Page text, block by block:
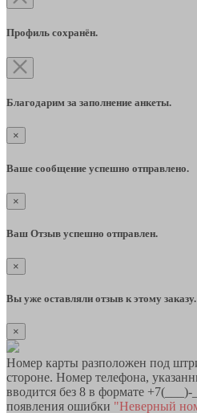
Профиль сохранён.
Благодарим за заполнение анкеты.
×
Ваше сообщение успешно отправлено.
×
Ваш Отзыв успешно отправлен.
×
Вы уже оставляли отзыв к этому заказу.
×
Номер карты разположен под
стороне. Номер телефона,
вводится без 8 в формате
появления ошибки "Неверный